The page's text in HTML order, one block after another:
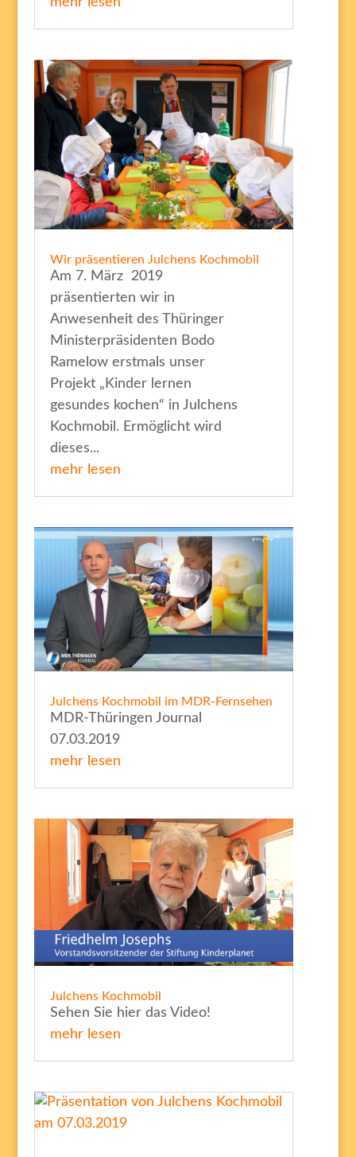
Wir präsentieren Julchens Kochmobil
Am 7. März 2019
präsentierten wir in
Anwesenheit des Thüringer
Ministerpräsidenten Bodo
Ramelow erstmals unser
Projekt „Kinder lernen
gesundes kochen“ in Julchens
Kochmobil. Ermöglicht wird
dieses...
mehr lesen
Julchens Kochmobil im MDR-Fernsehen
MDR-Thüringen Journal
07.03.2019
mehr lesen
Julchens Kochmobil
Sehen Sie hier das Video!
mehr lesen